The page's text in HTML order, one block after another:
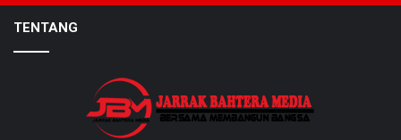
TENTANG